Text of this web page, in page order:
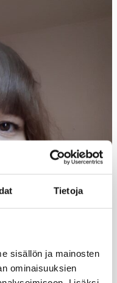
Tietoja
sisällön ja mainosten
ominaisuuksien